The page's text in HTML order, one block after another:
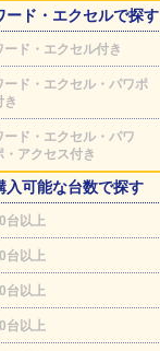
ード・エクセルで探す
ード・エクセル付き
ード・エクセル・パワポ
き
ード・エクセル・パワ
・アクセス付き
入可能な台数で探す
台以上
台以上
台以上
台以上